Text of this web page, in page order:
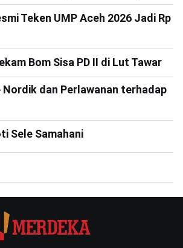
Teken UMP Aceh 2026 Jadi Rp
Bom Sisa PD II di Lut Tawar
Nordik dan Perlawanan terhadap
Sele Samahani